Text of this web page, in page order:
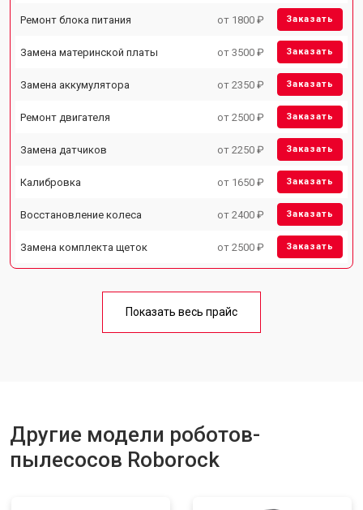
Ремонт блока питания от 1800 ₽ Заказать
Замена материнской платы от 3500 ₽ Заказать
Замена аккумулятора от 2350 ₽ Заказать
Ремонт двигателя от 2500 ₽ Заказать
Замена датчиков от 2250 ₽ Заказать
Калибровка от 1650 ₽ Заказать
Восстановление колеса от 2400 ₽ Заказать
Замена комплекта щеток от 2500 ₽ Заказать
Показать весь прайс
Другие модели роботов-
пылесосов Roborock